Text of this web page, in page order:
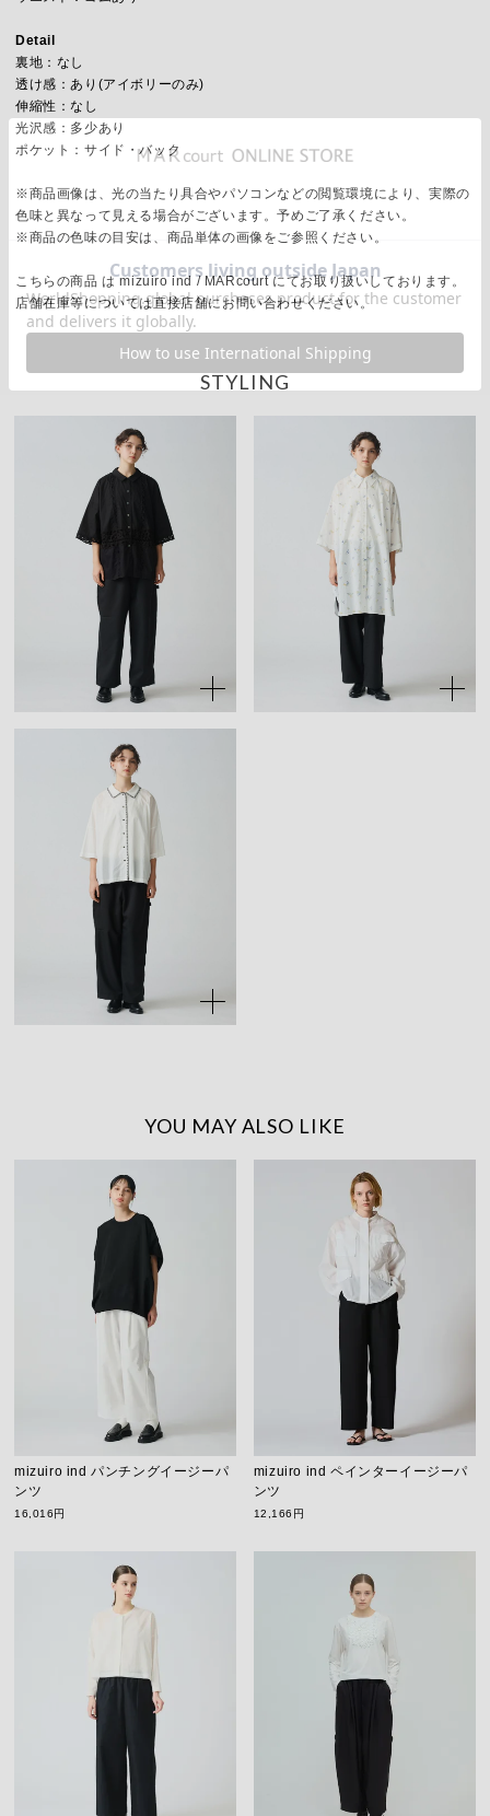
Detail
裏地：なし
透け感：あり(アイボリーのみ)
伸縮性：なし
光沢感：多少あり
ポケット：サイド・バック
※商品画像は、光の当たり具合やパソコンなどの閲覧環境により、実際の
色味と異なって見える場合がございます。予めご了承ください。
※商品の色味の目安は、商品単体の画像をご参照ください。
こちらの商品 は mizuiro ind / MARcourt にてお取り扱いしております。
店舗在庫等については直接店舗にお問い合わせください。
STYLING
YOU MAY ALSO LIKE
mizuiro ind パンチングイージーパ
ンツ
16,016円
mizuiro ind ペインターイージーパ
ンツ
12,166円